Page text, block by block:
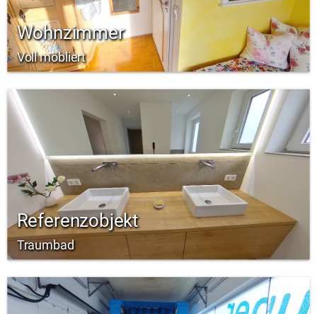
Wohnzimmer
Voll möbliert
Referenzobjekt
Traumbad